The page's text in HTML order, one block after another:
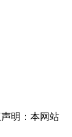
声明：本网站